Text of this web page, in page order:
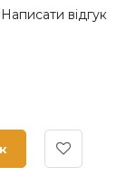
Написати відгук